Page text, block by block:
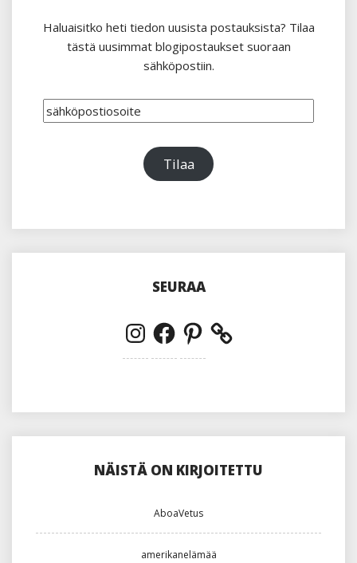
Haluaisitko heti tiedon uusista postauksista? Tilaa
tästä uusimmat blogipostaukset suoraan
sähköpostiin.
sähköpostiosoite
Tilaa
SEURAA
InstagramFacebookPinterest
NÄISTÄ ON KIRJOITETTU
AboaVetus
amerikanelämää